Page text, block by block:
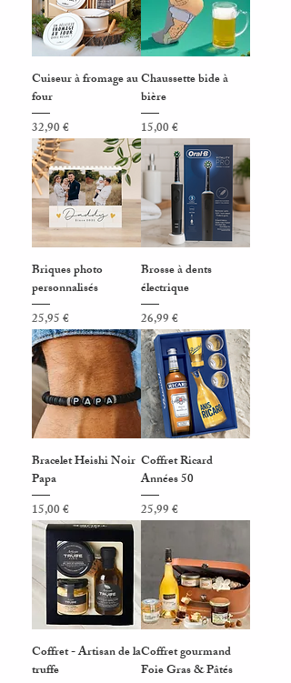
Cuiseur à fromage au
four
Prix
32,90 €
Chaussette bide à
bière
Prix
15,00 €
Briques photo
personnalisés
Prix
25,95 €
Brosse à dents
électrique
Prix
26,99 €
Bracelet Heishi Noir
Papa
Prix
15,00 €
Coffret Ricard
Années 50
Prix
25,99 €
Coffret - Artisan de la
truffe
Coffret gourmand
Foie Gras & Pâtés